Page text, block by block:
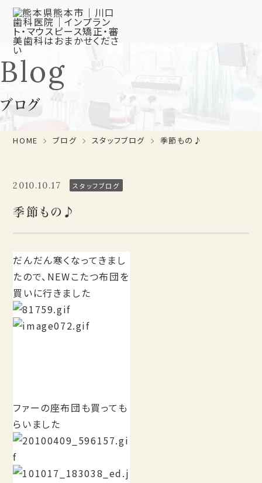
Blog
ブログ
HOME ブログ スタッフブログ 季節もの♪
2010.10.17 スタッフブログ
季節もの♪
だんだん寒くなってきまし
たので、NEWこたつ布団を
買いに行きました
ファーの座布団も買っても
らいました